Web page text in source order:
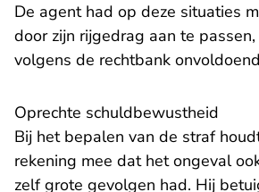
De agent had op deze situaties
door zijn rijgedrag aan te
volgens de rechtbank
Oprechte schuldbewustheid
Bij het bepalen van de straf
rekening mee dat het ongeval
zelf grote gevolgen had. Hij